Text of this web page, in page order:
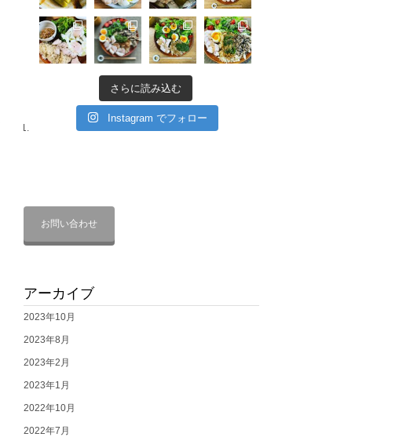
さらに読み込む
Instagram でフォロー
お問い合わせ
アーカイブ
2023年10月
2023年8月
2023年2月
2023年1月
2022年10月
2022年7月